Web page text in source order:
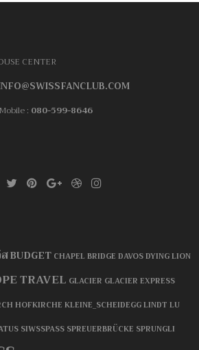
CENTER
Mobile : 080-599-8646
BUDGET CHAPEL BRIDGE DAVOSDYING LION
TRAVEL GLACIER GLACIER EXPRESS
HOFKIRCHE KLEINE_SCHEIDEGGLINDT LU
SIWSSPASS SPREUERBRÜCKE SPRUNGLI